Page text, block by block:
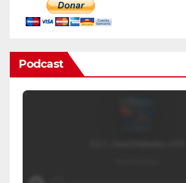
Podcast